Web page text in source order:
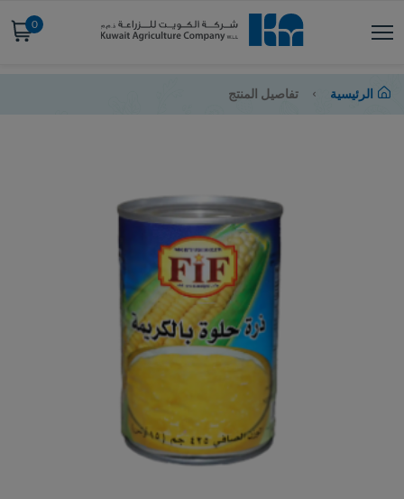
0
الرئيسية تفاصيل المنتج